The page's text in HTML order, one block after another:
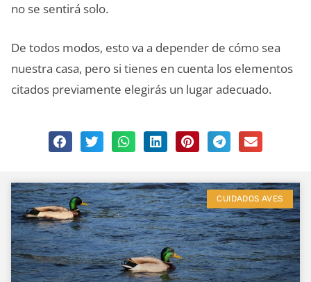
no se sentirá solo.
De todos modos, esto va a depender de cómo sea
nuestra casa, pero si tienes en cuenta los elementos
citados previamente elegirás un lugar adecuado.
CUIDADOS AVES